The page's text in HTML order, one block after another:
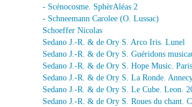
- Scénocosme. SphèrAléas 2
- Schneemann Carolee (O. Lussac)
Schoeffer Nicolas
Sedano J.-R. & de Ory S. Arco Iris. Lunel
Sedano J.-R. & de Ory S. Guéridons
Sedano J.-R. & de Ory S. Hope Music. Paris
Sedano J.-R. & de Ory S. La Ronde.
Sedano J.-R. & de Ory S. Le Cube. Leon.
Sedano J.-R. & de Ory S. Roues du chant.